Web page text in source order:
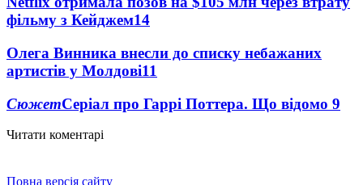
фільму з Кейджем14
Олега Винника внесли до списку небажаних
артистів у Молдові11
СюжетСеріал про Гаррі Поттера. Що відомо 9
Читати коментарі
Повна версія сайту